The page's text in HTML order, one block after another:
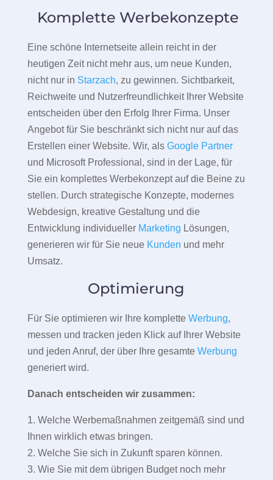
Komplette Werbekonzepte
Eine schöne Internetseite allein reicht in der
heutigen Zeit nicht mehr aus, um neue Kunden,
nicht nur in Starzach, zu gewinnen. Sichtbarkeit,
Reichweite und Nutzerfreundlichkeit Ihrer Website
entscheiden über den Erfolg Ihrer Firma. Unser
Angebot für Sie beschränkt sich nicht nur auf das
Erstellen einer Website. Wir, als Google Partner
und Microsoft Professional, sind in der Lage, für
Sie ein komplettes Werbekonzept auf die Beine zu
stellen. Durch strategische Konzepte, modernes
Webdesign, kreative Gestaltung und die
Entwicklung individueller Marketing Lösungen,
generieren wir für Sie neue Kunden und mehr
Umsatz.
Optimierung
Für Sie optimieren wir Ihre komplette Werbung,
messen und tracken jeden Klick auf Ihrer Website
und jeden Anruf, der über Ihre gesamte Werbung
generiert wird.
Danach entscheiden wir zusammen:
1. Welche Werbemaßnahmen zeitgemäß sind und
Ihnen wirklich etwas bringen.
2. Welche Sie sich in Zukunft sparen können.
3. Wie Sie mit dem übrigen Budget noch mehr